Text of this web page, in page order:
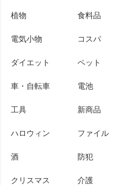
植物 食料品
電気小物 コスパ
ダイエット ペット
車・自転車 電池
工具 新商品
ハロウィン ファイル
酒 防犯
クリスマス 介護